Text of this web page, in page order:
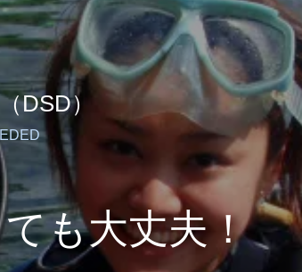
DSD）
も大丈夫！